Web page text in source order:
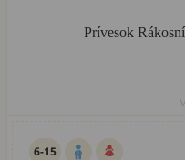
Prívesok
6-15